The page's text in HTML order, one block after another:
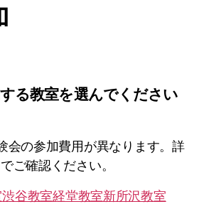
る教室を選んでください
会の参加費用が異なります。詳
ご確認ください。
渋谷教室経堂教室新所沢教室